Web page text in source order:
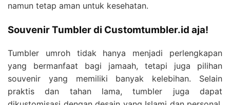
namun tetap aman untuk kesehatan.
Souvenir Tumbler di Customtumbler.id aja!
Tumbler umroh tidak hanya menjadi perlengkapan
yang bermanfaat bagi jamaah, tetapi juga pilihan
souvenir yang memiliki banyak kelebihan. Selain
praktis dan tahan lama, tumbler juga dapat